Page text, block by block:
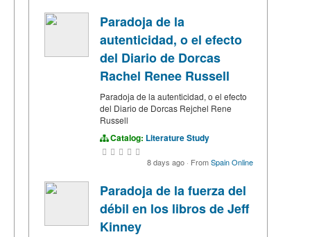
Paradoja de la
autenticidad, o el efecto
del Diario de Dorcas
Rachel Renee Russell
Paradoja de la autenticidad, o el efecto
del Diario de Dorcas Rejchel Rene
Russell
Catalog: Literature Study
8 days ago · FromSpain Online
Paradoja de la fuerza del
débil en los libros de Jeff
Kinney